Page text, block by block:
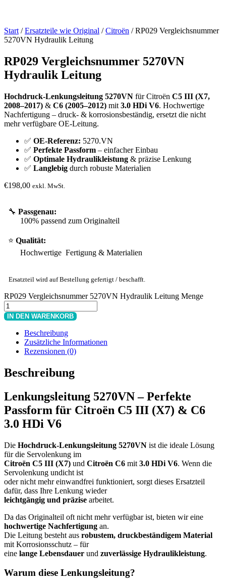
Start /Ersatzteile wie Original /Citroën / RP029 Vergleichsnummer
5270VN Hydraulik Leitung
RP029 Vergleichsnummer 5270VN
Hydraulik Leitung
Hochdruck-Lenkungsleitung 5270VN für Citroën C5 III (X7,
2008–2017) & C6 (2005–2012) mit 3.0 HDi V6. Hochwertige
Nachfertigung – druck- & korrosionsbeständig, ersetzt die nicht
mehr verfügbare OE-Leitung.
✅ OE-Referenz: 5270.VN
✅ Perfekte Passform – einfacher Einbau
✅ Optimale Hydraulikleistung & präzise Lenkung
✅ Langlebig durch robuste Materialien
€198,00 exkl. MwSt.
🔧 Passgenau:
100% passend zum Originalteil
⭐ Qualität:
Hochwertige Fertigung & Materialien
Ersatzteil wird auf Bestellung gefertigt / beschafft.
RP029 Vergleichsnummer 5270VN Hydraulik Leitung Menge
IN DEN WARENKORB
Beschreibung
Zusätzliche Informationen
Rezensionen (0)
Beschreibung
Lenkungsleitung 5270VN – Perfekte
Passform für Citroën C5 III (X7) & C6
3.0 HDi V6
Die Hochdruck-Lenkungsleitung 5270VN ist die ideale Lösung
für die Servolenkung im
Citroën C5 III (X7) und Citroën C6 mit 3.0 HDi V6. Wenn die
Servolenkung undicht ist
oder nicht mehr einwandfrei funktioniert, sorgt dieses Ersatzteil
dafür, dass Ihre Lenkung wieder
leichtgängig und präzise arbeitet.
Da das Originalteil oft nicht mehr verfügbar ist, bieten wir eine
hochwertige Nachfertigung an.
Die Leitung besteht aus robustem, druckbeständigem Material
mit Korrosionsschutz – für
eine lange Lebensdauer und zuverlässige Hydraulikleistung.
Warum diese Lenkungsleitung?